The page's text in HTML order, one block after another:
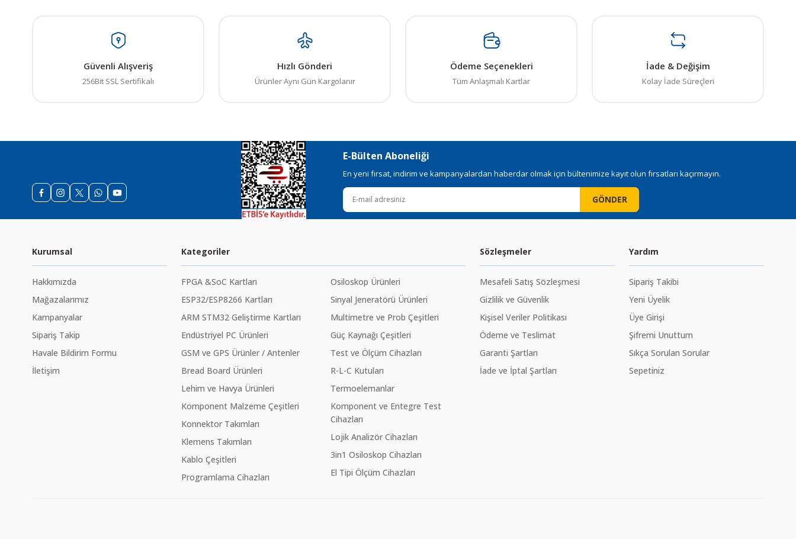
Güvenli Alışveriş
256Bit SSL Sertifikalı
Hızlı Gönderi
Ürünler Aynı Gün Kargolanır
Ödeme Seçenekleri
Tüm Anlaşmalı Kartlar
İade & Değişim
Kolay İade Süreçleri
E-Bülten Aboneliği
En yeni fırsat, indirim ve kampanyalardan haberdar olmak için bültenimize kayıt olun fırsatları kaçırmayın.
GÖNDER
Kurumsal
Hakkımızda
Mağazalarımız
Kampanyalar
Sipariş Takip
Havale Bildirim Formu
İletişim
Kategoriler
FPGA &SoC Kartları
ESP32/ESP8266 Kartları
ARM STM32 Geliştirme Kartları
Endüstriyel PC Ürünleri
GSM ve GPS Ürünler / Antenler
Bread Board Ürünleri
Lehim ve Havya Ürünleri
Komponent Malzeme Çeşitleri
Konnektor Takımları
Klemens Takımları
Kablo Çeşitleri
Programlama Cihazları
Osiloskop Ürünleri
Sinyal Jeneratörü Ürünleri
Multimetre ve Prob Çeşitleri
Güç Kaynağı Çeşitleri
Test ve Ölçüm Cihazları
R-L-C Kutuları
Termoelemanlar
Komponent ve Entegre Test
Cihazları
Lojik Analizör Cihazları
3in1 Osiloskop Cihazları
El Tipi Ölçüm Cihazları
Sözleşmeler
Mesafeli Satış Sözleşmesi
Gizlilik ve Güvenlik
Kişisel Veriler Politikası
Ödeme ve Teslimat
Garanti Şartları
İade ve İptal Şartları
Yardım
Sipariş Takibi
Yeni Üyelik
Üye Girişi
Şifremi Unuttum
Sıkça Sorulan Sorular
Sepetiniz